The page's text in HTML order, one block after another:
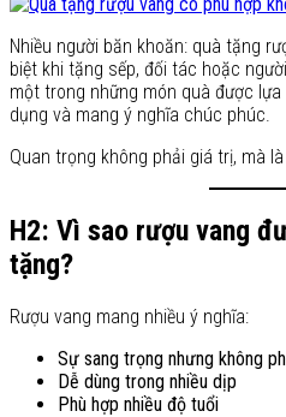
Nhiều người băn khoăn: quà tặng
biệt khi tặng sếp, đối tác hoặc
một trong những món quà được
dụng và mang ý nghĩa chúc phúc.
Quan trọng không phải giá trị, mà
H2: Vì sao rượu vang
tặng?
Rượu vang mang nhiều ý nghĩa:
Sự sang trọng nhưng không
Dễ dùng trong nhiều dịp
Phù hợp nhiều độ tuổi